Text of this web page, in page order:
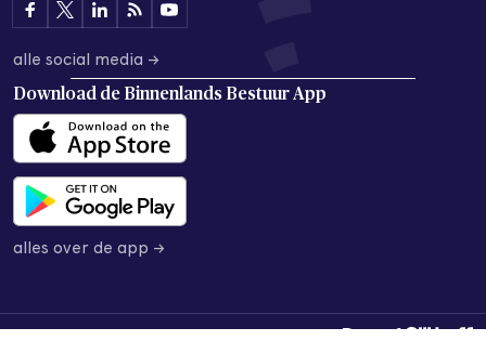
alle social media →
Download de Binnenlands Bestuur App
alles over de app →